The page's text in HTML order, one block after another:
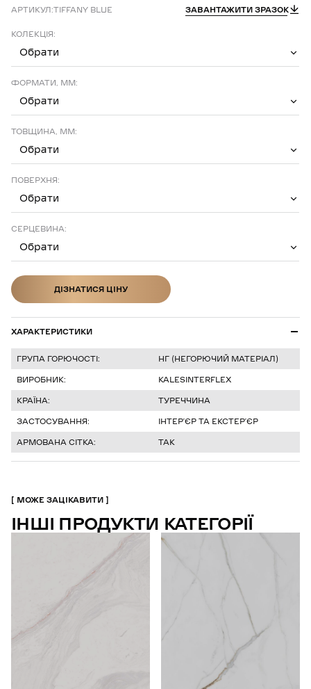
АРТИКУЛ:TIFFANY BLUE ЗАВАНТАЖИТИ ЗРАЗОК
КОЛЕКЦІЯ:
Обрати
ФОРМАТИ, ММ:
Обрати
ТОВЩИНА, ММ:
Обрати
ПОВЕРХНЯ:
Обрати
СЕРЦЕВИНА:
Обрати
ДІЗНАТИСЯ ЦІНУ
ХАРАКТЕРИСТИКИ
ГРУПА ГОРЮЧОСТІ:
НГ (НЕГОРЮЧИЙ МАТЕРІАЛ)
ВИРОБНИК:
KALESINTERFLEX
КРАЇНА:
ТУРЕЧЧИНА
ЗАСТОСУВАННЯ:
ІНТЕРʼЄР ТА ЕКСТЕРʼЄР
АРМОВАНА СІТКА:
ТАК
МОЖЕ ЗАЦІКАВИТИ
ІНШІ ПРОДУКТИ КАТЕГОРІЇ